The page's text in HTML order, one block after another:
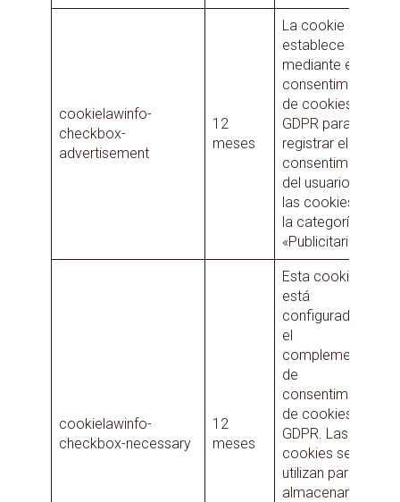
cookielawinfo-
checkbox-
advertisement
12
meses
La cookie se
establece
mediante el
consentimiento
de cookies de
GDPR para
registrar el
consentimiento
del usuario para
las cookies en
la categoría
«Publicitarias».
cookielawinfo-
checkbox-necessary
12
meses
Esta cookie
está
configurada por
el
complemento
de
consentimiento
de cookies de
GDPR. Las
cookies se
utilizan para
almacenar el